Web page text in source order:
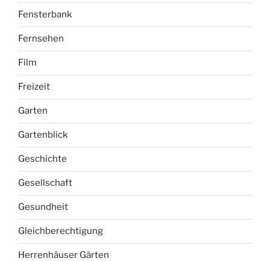
Fensterbank
Fernsehen
Film
Freizeit
Garten
Gartenblick
Geschichte
Gesellschaft
Gesundheit
Gleichberechtigung
Herrenhäuser Gärten